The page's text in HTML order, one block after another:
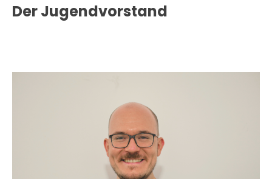
Der Jugendvorstand